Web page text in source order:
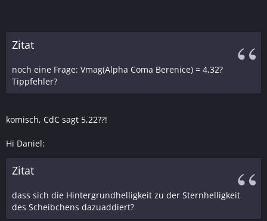
Zitat
noch eine Frage: Vmag(Alpha Coma Berenice) = 4,32?
Tippfehler?
komisch, CdC sagt 5,22??!
Hi Daniel:
Zitat
dass sich die Hintergrundhelligkeit zu der Sternhelligkeit
des Scheibchens dazuaddiert?